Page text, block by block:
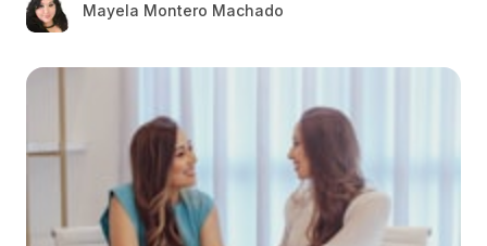
Mayela Montero Machado